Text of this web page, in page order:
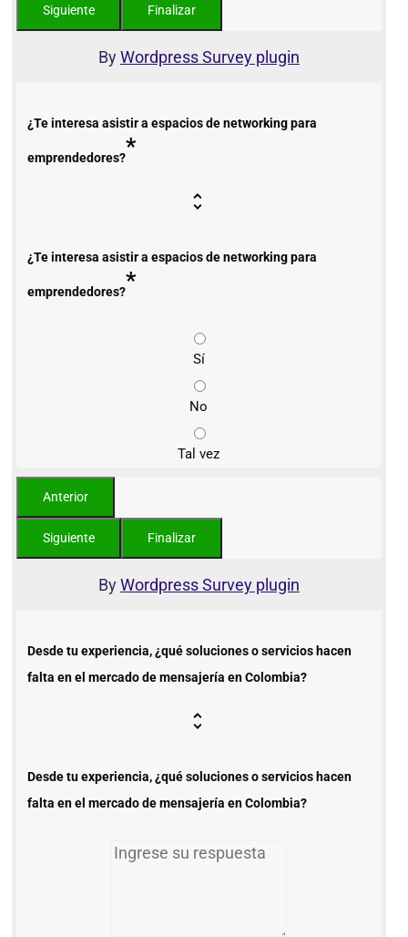
ByWordpress Survey plugin
¿Te interesa asistir a espacios de networking para
emprendedores?*
¿Te interesa asistir a espacios de networking para
emprendedores?*
Sí
No
Tal vez
ByWordpress Survey plugin
Desde tu experiencia, ¿qué soluciones o servicios hacen
falta en el mercado de mensajería en Colombia?
Desde tu experiencia, ¿qué soluciones o servicios hacen
falta en el mercado de mensajería en Colombia?